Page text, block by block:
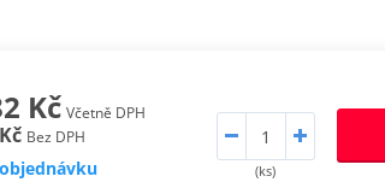
Kč Včetně DPH
Bez DPH
(ks)